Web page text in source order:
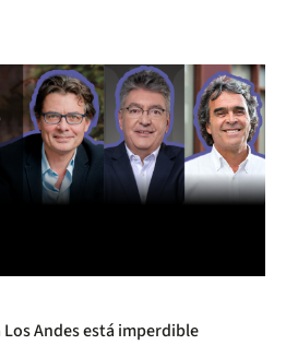
Los Andes está imperdible